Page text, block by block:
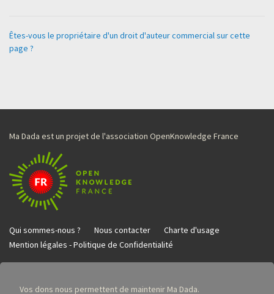
Êtes-vous le propriétaire d'un droit d'auteur commercial sur cette
page ?
Ma Dada est un projet de l'association OpenKnowledge France
Qui sommes-nous ? Nous contacter
Charte d'usage
Mention légales - Politique de Confidentialité
Vos dons nous permettent de maintenir Ma Dada.